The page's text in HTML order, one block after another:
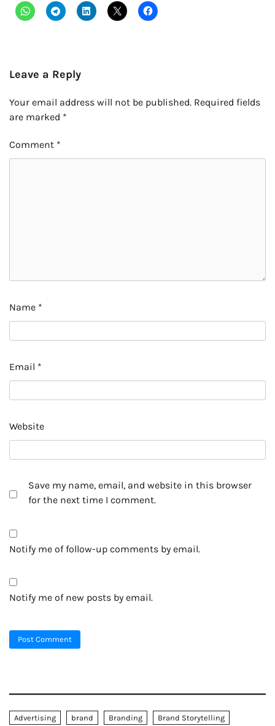
Leave a Reply
Your email address will not be published. Required fields
are marked *
Comment *
Name *
Email *
Website
Save my name, email, and website in this browser
for the next time I comment.
Notify me of follow-up comments by email.
Notify me of new posts by email.
Advertising brand Branding
Brand Storytelling